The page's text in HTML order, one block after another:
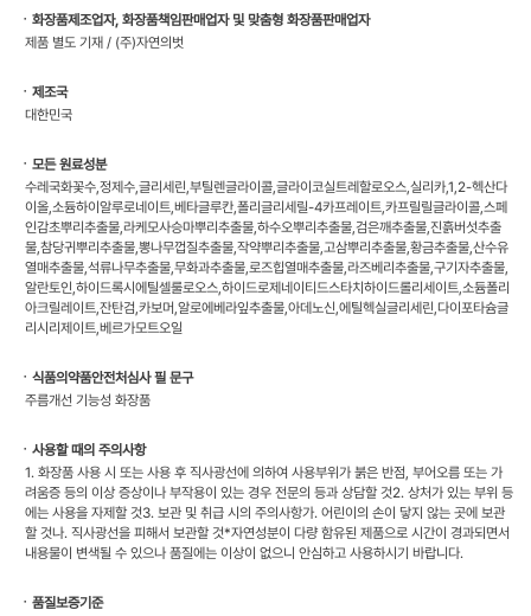
ㆍ화장품제조업자, 화장품책임판매업자 및 맞춤형 화장품판매업자
제품 별도 기재 / (주)자연의벗
ㆍ제조국
대한민국
ㆍ모든 원료성분
수레국화꽃수,정제수,글리세린,부틸렌글라이콜,글라이코실트레할로오스,실리카,1,2-헥산다
이올,소듐하이알루로네이트,베타글루칸,폴리글리세릴-4카프레이트,카프릴릴글라이콜,스페
인감초뿌리추출물,라케모사승마뿌리추출물,하수오뿌리추출물,검은깨추출물,진흙버섯추출
물,참당귀뿌리추출물,뽕나무껍질추출물,작약뿌리추출물,고삼뿌리추출물,황금추출물,산수유
열매추출물,석류나무추출물,무화과추출물,로즈힙열매추출물,라즈베리추출물,구기자추출물,
알란토인,하이드록시에틸셀룰로오스,하이드로제네이티드스타치하이드롤리세이트,소듐폴리
아크릴레이트,잔탄검,카보머,알로에베라잎추출물,아데노신,에틸헥실글리세린,다이포타슘글
리시리제이트,베르가모트오일
ㆍ식품의약품안전처심사 필 문구
주름개선 기능성 화장품
ㆍ사용할 때의 주의사항
1. 화장품 사용 시 또는 사용 후 직사광선에 의하여 사용부위가 붉은 반점, 부어오름 또는 가
려움증 등의 이상 증상이나 부작용이 있는 경우 전문의 등과 상담할 것2. 상처가 있는 부위 등
에는 사용을 자제할 것3. 보관 및 취급 시의 주의사항가. 어린이의 손이 닿지 않는 곳에 보관
할 것나. 직사광선을 피해서 보관할 것*자연성분이 다량 함유된 제품으로 시간이 경과되면서
내용물이 변색될 수 있으나 품질에는 이상이 없으니 안심하고 사용하시기 바랍니다.
ㆍ품질보증기준